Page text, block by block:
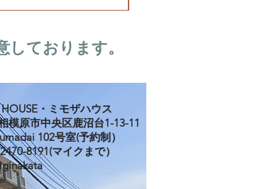
ております。
・ミモザハウス
模原市中央区鹿沼台1-13-11
102号室(予約制）
8191(マイクまで）